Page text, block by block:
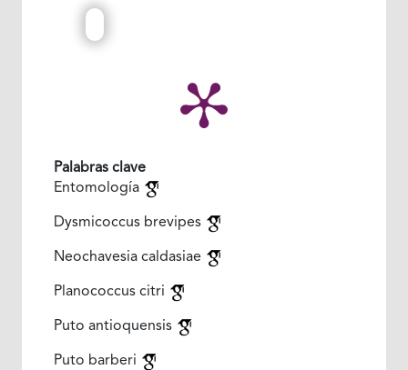
Palabras clave
Entomología
Dysmicoccus brevipes
Neochavesia caldasiae
Planococcus citri
Puto antioquensis
Puto barberi